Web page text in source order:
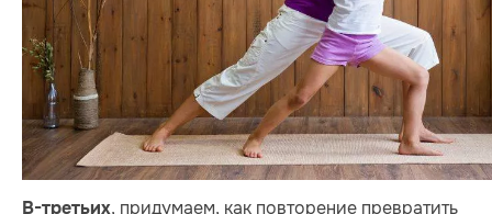
В-третьих, придумаем, как повторение превратить